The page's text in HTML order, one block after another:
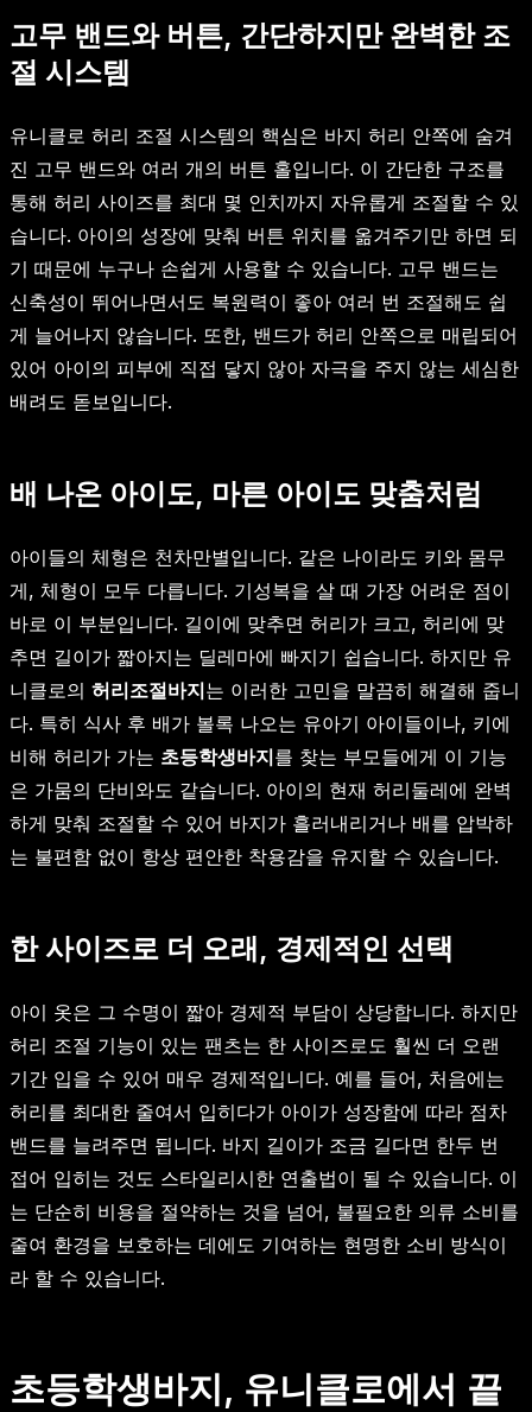
고무 밴드와 버튼, 간단하지만 완벽한 조
절 시스템
유니클로 허리 조절 시스템의 핵심은 바지 허리 안쪽에 숨겨
진 고무 밴드와 여러 개의 버튼 홀입니다. 이 간단한 구조를
통해 허리 사이즈를 최대 몇 인치까지 자유롭게 조절할 수 있
습니다. 아이의 성장에 맞춰 버튼 위치를 옮겨주기만 하면 되
기 때문에 누구나 손쉽게 사용할 수 있습니다. 고무 밴드는
신축성이 뛰어나면서도 복원력이 좋아 여러 번 조절해도 쉽
게 늘어나지 않습니다. 또한, 밴드가 허리 안쪽으로 매립되어
있어 아이의 피부에 직접 닿지 않아 자극을 주지 않는 세심한
배려도 돋보입니다.
배 나온 아이도, 마른 아이도 맞춤처럼
아이들의 체형은 천차만별입니다. 같은 나이라도 키와 몸무
게, 체형이 모두 다릅니다. 기성복을 살 때 가장 어려운 점이
바로 이 부분입니다. 길이에 맞추면 허리가 크고, 허리에 맞
추면 길이가 짧아지는 딜레마에 빠지기 쉽습니다. 하지만 유
니클로의 허리조절바지는 이러한 고민을 말끔히 해결해 줍니
다. 특히 식사 후 배가 볼록 나오는 유아기 아이들이나, 키에
비해 허리가 가는 초등학생바지를 찾는 부모들에게 이 기능
은 가뭄의 단비와도 같습니다. 아이의 현재 허리둘레에 완벽
하게 맞춰 조절할 수 있어 바지가 흘러내리거나 배를 압박하
는 불편함 없이 항상 편안한 착용감을 유지할 수 있습니다.
한 사이즈로 더 오래, 경제적인 선택
아이 옷은 그 수명이 짧아 경제적 부담이 상당합니다. 하지만
허리 조절 기능이 있는 팬츠는 한 사이즈로도 훨씬 더 오랜
기간 입을 수 있어 매우 경제적입니다. 예를 들어, 처음에는
허리를 최대한 줄여서 입히다가 아이가 성장함에 따라 점차
밴드를 늘려주면 됩니다. 바지 길이가 조금 길다면 한두 번
접어 입히는 것도 스타일리시한 연출법이 될 수 있습니다. 이
는 단순히 비용을 절약하는 것을 넘어, 불필요한 의류 소비를
줄여 환경을 보호하는 데에도 기여하는 현명한 소비 방식이
라 할 수 있습니다.
초등학생바지, 유니클로에서 끝